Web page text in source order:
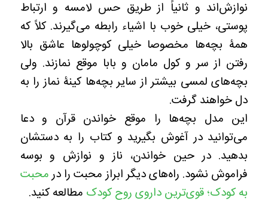
نوازش‌اند و ثانیاً از طریق حس لامسه و ارتباط
پوستی، خیلی خوب با اشیاء رابطه می‌گیرند. کلاً که
همۀ بچه‌ها مخصوصا خیلی کوچولوها عاشق بالا
رفتن از سر و کول مامان و بابا موقع نمازند. ولی
بچه‌های لمسی بیشتر از سایر بچه‌ها کینۀ نماز را به
دل خواهند گرفت.
این مدل بچه‌ها را موقع خواندن قرآن و دعا
می‌توانید در آغوش بگیرید و کتاب را به دستشان
بدهید. در حین خواندن، ناز و نوازش و بوسه
فراموش نشود. راه‌های دیگر ابراز محبت را درمحبت
به کودک؛ قوی‌ترین داروی روح کودک مطالعه کنید.